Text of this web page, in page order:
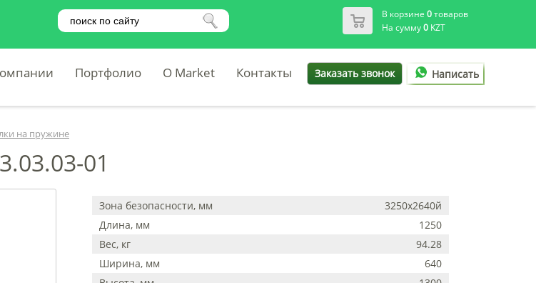
В корзине 0товаров
На сумму0KZT
Портфолио O Market Контакты Заказать звонок Написать
на пружине
01
Зона безопасности, мм
3250х2640й
Длина, мм
1250
Вес, кг
94.28
Ширина, мм
640